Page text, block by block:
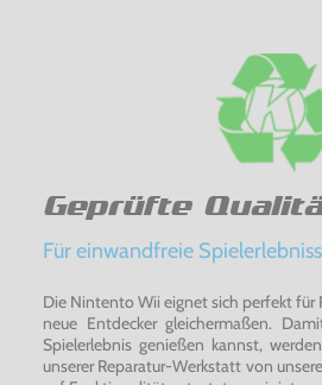
Geprüfte
Für einwandfreie
Die Nintento Wii eignet sich perfekt für
neue Entdecker gleichermaßen.
Spielerlebnis genießen kannst,
unserer Reparatur-Werkstatt von